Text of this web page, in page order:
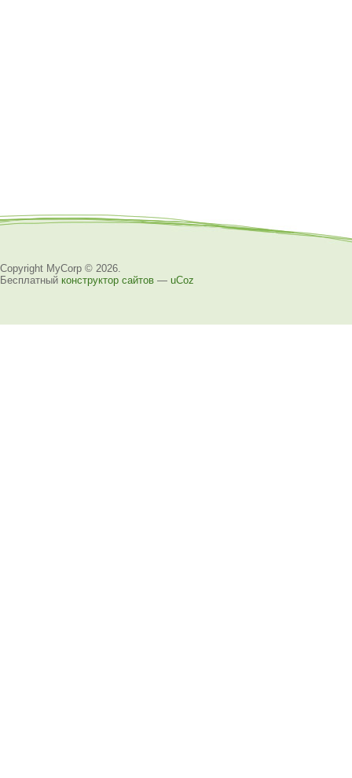
Copyright MyCorp © 2026
Бесплатный конструктор сайтов — uCoz